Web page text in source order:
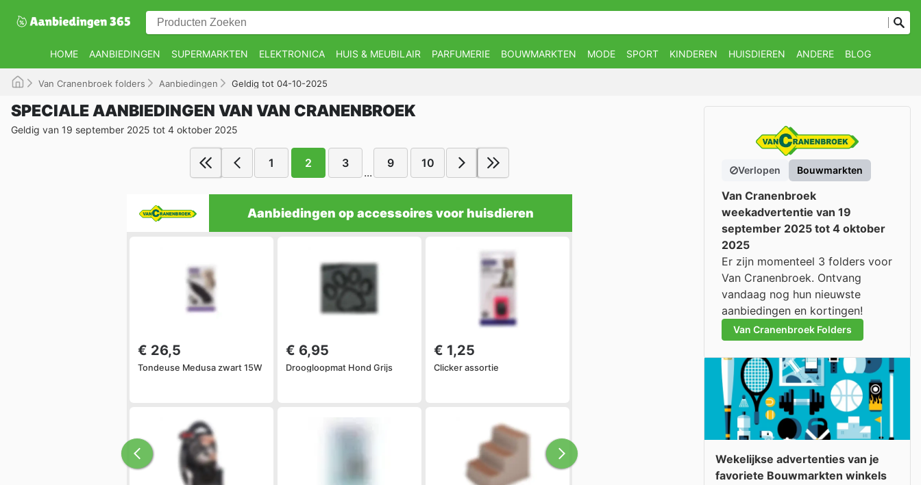
HOME AANBIEDINGEN SUPERMARKTEN ELEKTRONICA HUIS & MEUBILAIR PARFUMERIE BOUWMARKTEN MODE SPORT KINDEREN HUISDIEREN ANDERE BLOG
Van Cranenbroek folders Aanbiedingen Geldig tot 04-10-2025
SPECIALE AANBIEDINGEN VAN VAN CRANENBROEK
Geldig van 19 september 2025 tot 4 oktober 2025
1 2 3
...
9 10
Aanbiedingen op accessoires voor huisdieren
€ 26,5
Tondeuse Medusa zwart 15W
€ 6,95
Droogloopmat Hond Grijs
€ 1,25
Clicker assortie
Verlopen Bouwmarkten
Van Cranenbroek
weekadvertentie van 19
september 2025 tot 4 oktober
2025
Er zijn momenteel 3 folders voor
Van Cranenbroek. Ontvang
vandaag nog hun nieuwste
aanbiedingen en kortingen!
Van Cranenbroek Folders
Wekelijkse advertenties van je
favoriete Bouwmarkten winkels